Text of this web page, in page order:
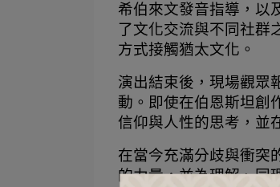
希伯來文發音指導，以
了文化交流與不同社群
方式接觸猶太文化。
演出結束後，現場觀眾
動。即使在伯恩斯坦創
信仰與人性的思考，並
在當今充滿分歧與衝突
的力量，並為理解、同